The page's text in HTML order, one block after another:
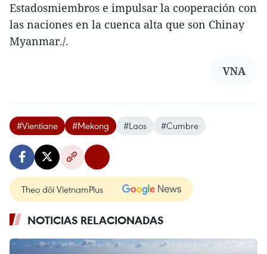
Estadosmiembros e impulsar la cooperación con
las naciones en la cuenca alta que son Chinay
Myanmar./.
VNA
#Vientiane #Mekong #Laos #Cumbre
Theo dõi VietnamPlus
NOTICIAS RELACIONADAS